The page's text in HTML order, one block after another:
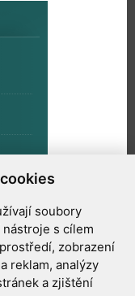
soubory
s cílem
zobrazení
reklam, analýzy
a zjištění